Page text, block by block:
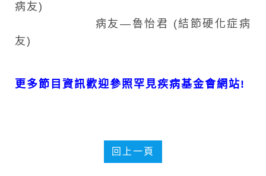
病友)
病友—魯怡君 (結節硬化症病
友)
更多節目資訊歡迎參照罕見疾病基金會網站!
回上一頁